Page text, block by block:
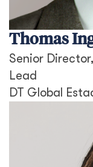
Thomas
Senior
Lead
DT Global